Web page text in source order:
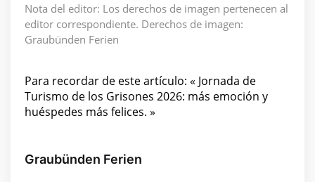
Nota del editor: Los derechos de imagen pertenecen al
editor correspondiente. Derechos de imagen:
Graubünden Ferien
Para recordar de este artículo: « Jornada de
Turismo de los Grisones 2026: más emoción y
huéspedes más felices. »
Graubünden Ferien